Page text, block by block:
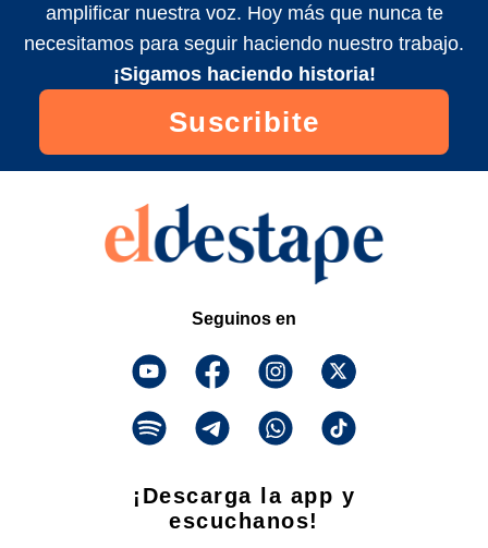
amplificar nuestra voz. Hoy más que nunca te
necesitamos para seguir haciendo nuestro trabajo.
¡Sigamos haciendo historia!
Suscribite
Seguinos en
¡Descarga la app y
escuchanos!